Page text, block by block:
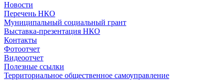
Новости
Перечень НКО
Муниципальный социальный грант
Выставка-презентация НКО
Контакты
Фотоотчет
Видеоотчет
Полезные ссылки
Территориальное общественное самоуправление